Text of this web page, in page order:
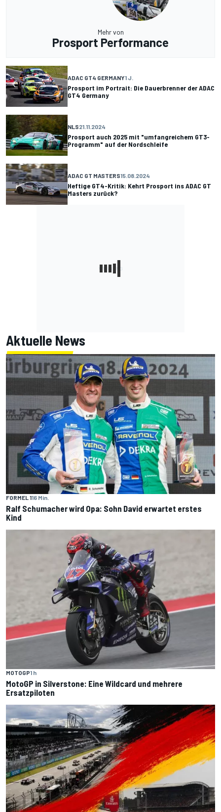
Mehr von
Prosport Performance
ADAC GT4 GERMANY1 J.
Prosport im Portrait: Die Dauerbrenner der ADAC
GT4 Germany
NLS21.11.2024
Prosport auch 2025 mit "umfangreichem GT3-
Programm" auf der Nordschleife
ADAC GT MASTERS15.08.2024
Heftige GT4-Kritik: Kehrt Prosport ins ADAC GT
Masters zurück?
Aktuelle News
FORMEL 116 Min.
Ralf Schumacher wird Opa: Sohn David erwartet erstes
Kind
MOTOGP1 h
MotoGP in Silverstone: Eine Wildcard und mehrere
Ersatzpiloten